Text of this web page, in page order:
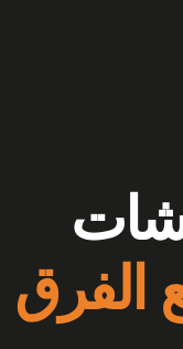
الفرق